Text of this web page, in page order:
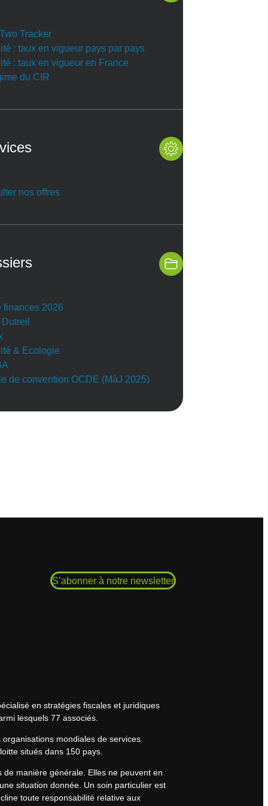
Tracker
: taux en vigueur pays par pays
: taux en vigueur en France
du CIR
nos offres
finances 2026
& Ecologie
de convention OCDE (MàJ 2025)
S’abonner à notre newsletter
en stratégies fiscales et juridiques
lesquels 77 associés.
mondiales de services
situés dans 150 pays.
manière générale. Elles ne peuvent en
situation donnée. Un soin particulier est
toute responsabilité relative aux